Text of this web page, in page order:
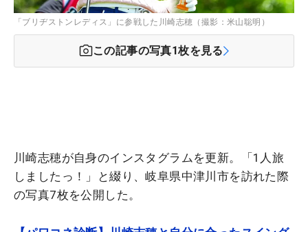
「ブリヂストンレディス」に参戦した川崎志穂（撮影：米山聡明）
この記事の写真1枚を見る
川崎志穂が自身のインスタグラムを更新。「1人旅
しましたっ！」と綴り、岐阜県中津川市を訪れた際
の写真7枚を公開した。